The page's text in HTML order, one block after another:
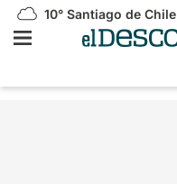
10° Santiago de Chile